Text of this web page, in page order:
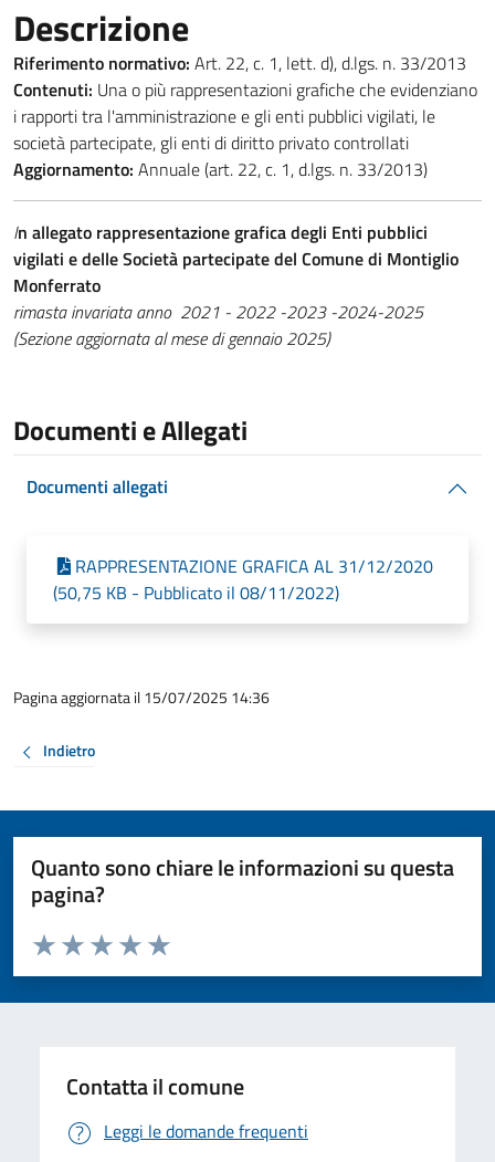
Descrizione
Riferimento normativo: Art. 22, c. 1, lett. d), d.lgs. n. 33/2013
Contenuti: Una o più rappresentazioni grafiche che evidenziano
i rapporti tra l'amministrazione e gli enti pubblici vigilati, le
società partecipate, gli enti di diritto privato controllati
Aggiornamento: Annuale (art. 22, c. 1, d.lgs. n. 33/2013)
In allegato rappresentazione grafica degli Enti pubblici
vigilati e delle Società partecipate del Comune di Montiglio
Monferrato
rimasta invariata anno 2021 - 2022 -2023 -2024-2025
(Sezione aggiornata al mese di gennaio 2025)
Documenti e Allegati
Documenti allegati
RAPPRESENTAZIONE GRAFICA AL 31/12/2020
(50,75 KB - Pubblicato il 08/11/2022)
Pagina aggiornata il 15/07/2025 14:36
Indietro
Quanto sono chiare le informazioni su questa
pagina?
Valuta da 1 a 5 stelle la pagina
Valuta 5 stelle su 5
Valuta 4 stelle su 5
Valuta 3 stelle su 5
Valuta 2 stelle su 5
Valuta 1 stelle su 5
Contatta il comune
Leggi le domande frequenti